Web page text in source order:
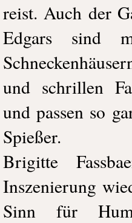
reist. Auch der
Edgars sind
und schrillen
und passen so
Spießer.
Brigitte
Inszenierung
Sinn für